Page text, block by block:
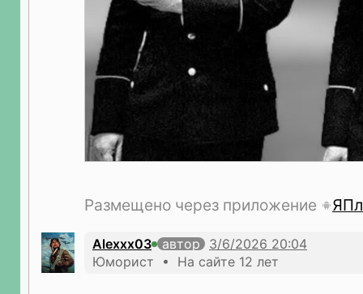
Размещено через приложение
Alexxx03
автор
Юморист • На сайте 12 лет